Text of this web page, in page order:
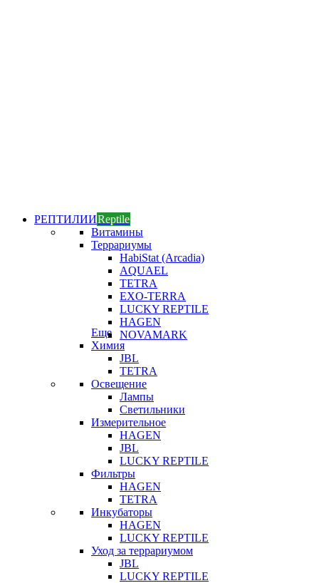
РЕПТИЛИИReptile
Витамины
Террариумы
HabiStat (Arcadia)
AQUAEL
TETRA
EXO-TERRA
LUCKY REPTILE
HAGEN
NOVAMARK
Еще
Химия
JBL
TETRA
Освещение
Лампы
Светильники
Измерительное
HAGEN
JBL
LUCKY REPTILE
Фильтры
HAGEN
TETRA
Инкубаторы
HAGEN
LUCKY REPTILE
Уход за террариумом
JBL
LUCKY REPTILE